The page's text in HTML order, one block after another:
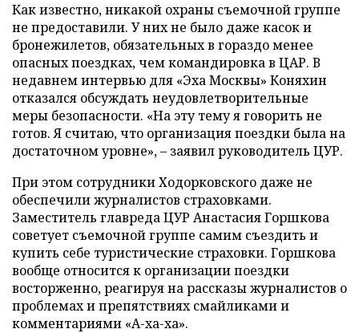
Как известно, никакой охраны съемочной группе
не предоставили. У них не было даже касок и
бронежилетов, обязательных в гораздо менее
опасных поездках, чем командировка в ЦАР. В
недавнем интервью для «Эха Москвы» Коняхин
отказался обсуждать неудовлетворительные
меры безопасности. «На эту тему я говорить не
готов. Я считаю, что организация поездки была на
достаточном уровне», – заявил руководитель ЦУР.
При этом сотрудники Ходорковского даже не
обеспечили журналистов страховками.
Заместитель главреда ЦУР Анастасия Горшкова
советует съемочной группе самим съездить и
купить себе туристические страховки. Горшкова
вообще относится к организации поездки
восторженно, реагируя на рассказы журналистов о
проблемах и препятствиях смайликами и
комментариями «А-ха-ха».